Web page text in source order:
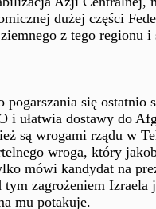
dużej części
z tego regionu
pogarszania się ostatnio
i ułatwia dostawy do
są wrogami rządu w
wroga, który
mówi kandydat na
tym zagrożeniem
mu potakuje.